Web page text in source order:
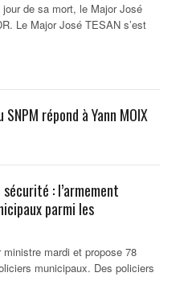
de sa mort, le Major José
Le Major José TESAN s’est
SNPM répond à Yann MOIX
: l’armement
parmi les
mardi et propose 78
municipaux. Des policiers